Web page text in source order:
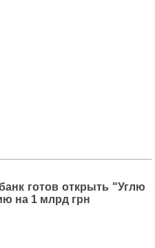
готов открыть "Углю
на 1 млрд грн